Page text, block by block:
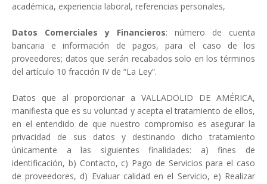
académica, experiencia laboral, referencias personales,
Datos Comerciales y Financieros: número de cuenta
bancaria e información de pagos, para el caso de los
proveedores; datos que serán recabados solo en los términos
del artículo 10 fracción IV de “La Ley”.
Datos que al proporcionar a VALLADOLID DE AMÉRICA,
manifiesta que es su voluntad y acepta el tratamiento de ellos,
en el entendido de que nuestro compromiso es asegurar la
privacidad de sus datos y destinando dicho tratamiento
únicamente a las siguientes finalidades: a) fines de
identificación, b) Contacto, c) Pago de Servicios para el caso
de proveedores, d) Evaluar calidad en el Servicio, e) Realizar